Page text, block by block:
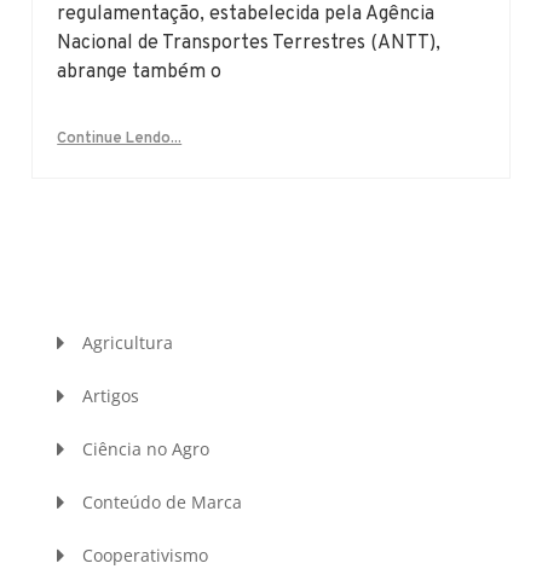
regulamentação, estabelecida pela Agência
Nacional de Transportes Terrestres (ANTT),
abrange também o
Continue Lendo...
Agricultura
Artigos
Ciência no Agro
Conteúdo de Marca
Cooperativismo